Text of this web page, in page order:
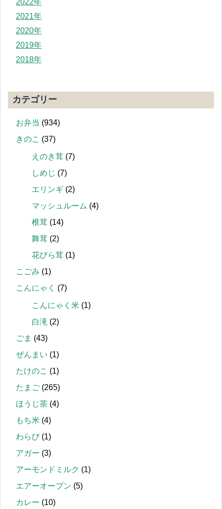
2021年
2020年
2019年
2018年
カテゴリー
お弁当 (934)
きのこ (37)
えのき茸 (7)
しめじ (7)
エリンギ (2)
マッシュルーム (4)
椎茸 (14)
舞茸 (2)
花びら茸 (1)
こごみ (1)
こんにゃく
(7)
こんにゃく米 (1)
白滝 (2)
ごま (43)
ぜんまい (1)
たけのこ (1)
たまご (265)
ほうじ茶 (4)
もち米 (4)
わらび(1)
アガー (3)
アーモンドミルク (1)
エアーオーブン (5)
カレー (10)